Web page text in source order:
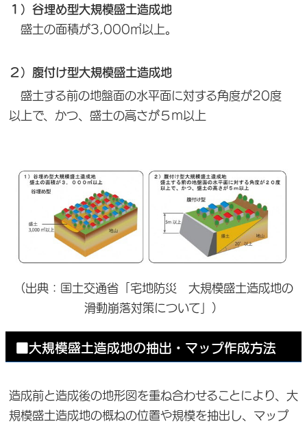
１）谷埋め型大規模盛土造成地
盛土の面積が3,000㎡以上。
２）腹付け型大規模盛土造成地
盛土する前の地盤面の水平面に対する角度が20度
以上で、かつ、盛土の高さが５ｍ以上
（出典：国土交通省「宅地防災 大規模盛土造成地の
滑動崩落対策について」）
大規模盛土造成地の抽出・マップ作成方法
造成前と造成後の地形図を重ね合わせることにより、大
規模盛土造成地の概ねの位置や規模を抽出し、マップ